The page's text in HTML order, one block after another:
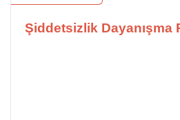
Şiddetsizlik Dayanışma